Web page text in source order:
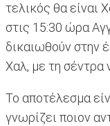
τελικός θα είναι
στις 15:30 ώρα
δικαιωθούν στην
Χαλ, με τη σέντρα
Το αποτέλεσμα
γνωρίζει ποιον